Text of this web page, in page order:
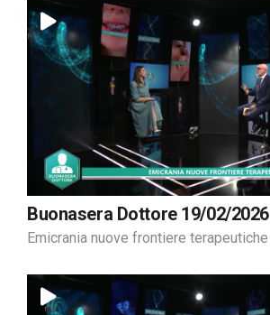
Buonasera Dottore 19/02/2026
Emicrania nuove frontiere terapeutiche